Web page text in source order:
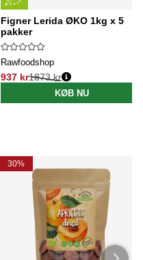
Figner Lerida ØKO 1kg x 5
pakker
Rawfoodshop
937 kr
Normalpris:
1873 kr
KØB NU
30%